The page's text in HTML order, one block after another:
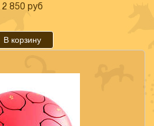
2 850 руб
В корзину